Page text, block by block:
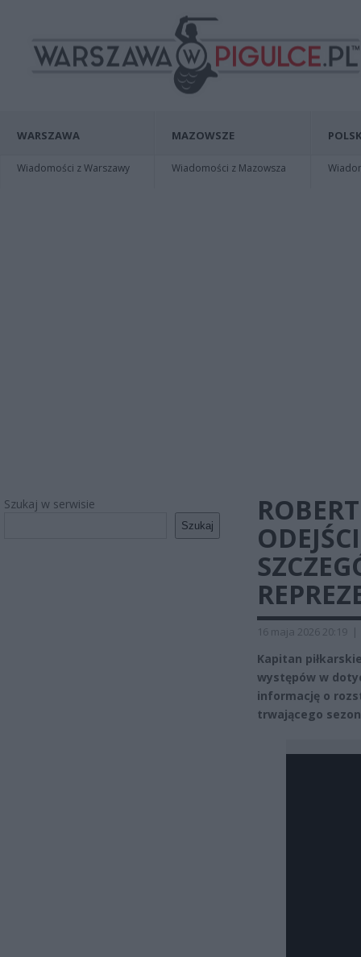
WARSZAWA
Wiadomości z Warszawy
MAZOWSZE
Wiadomości z Mazowsza
Szukaj w serwisie
Szukaj
16 maja 2026 20:19 |
Kapitan
występów w
informację o
trwającego